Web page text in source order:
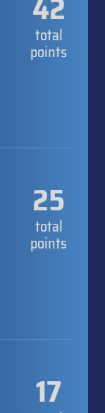
total
points
25
total
points
17